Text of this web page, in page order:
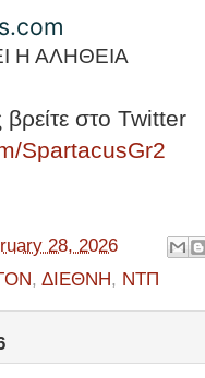
Η ΑΛΗΘΕΙΑ
στο Twitter
SpartacusGr2
28, 2026
, ΔΙΕΘΝΗ, ΝΤΠ